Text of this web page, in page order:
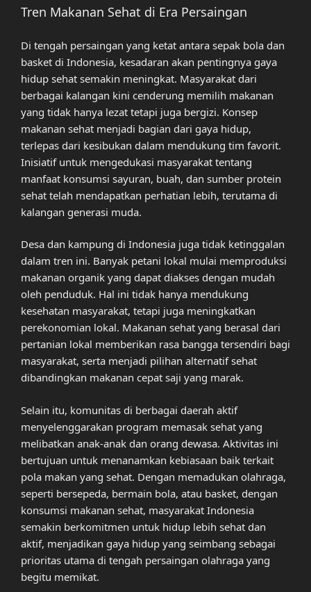
Tren Makanan Sehat di Era Persaingan
Di tengah persaingan yang ketat antara sepak bola dan
basket di Indonesia, kesadaran akan pentingnya gaya
hidup sehat semakin meningkat. Masyarakat dari
berbagai kalangan kini cenderung memilih makanan
yang tidak hanya lezat tetapi juga bergizi. Konsep
makanan sehat menjadi bagian dari gaya hidup,
terlepas dari kesibukan dalam mendukung tim favorit.
Inisiatif untuk mengedukasi masyarakat tentang
manfaat konsumsi sayuran, buah, dan sumber protein
sehat telah mendapatkan perhatian lebih, terutama di
kalangan generasi muda.
Desa dan kampung di Indonesia juga tidak ketinggalan
dalam tren ini. Banyak petani lokal mulai memproduksi
makanan organik yang dapat diakses dengan mudah
oleh penduduk. Hal ini tidak hanya mendukung
kesehatan masyarakat, tetapi juga meningkatkan
perekonomian lokal. Makanan sehat yang berasal dari
pertanian lokal memberikan rasa bangga tersendiri bagi
masyarakat, serta menjadi pilihan alternatif sehat
dibandingkan makanan cepat saji yang marak.
Selain itu, komunitas di berbagai daerah aktif
menyelenggarakan program memasak sehat yang
melibatkan anak-anak dan orang dewasa. Aktivitas ini
bertujuan untuk menanamkan kebiasaan baik terkait
pola makan yang sehat. Dengan memadukan olahraga,
seperti bersepeda, bermain bola, atau basket, dengan
konsumsi makanan sehat, masyarakat Indonesia
semakin berkomitmen untuk hidup lebih sehat dan
aktif, menjadikan gaya hidup yang seimbang sebagai
prioritas utama di tengah persaingan olahraga yang
begitu memikat.